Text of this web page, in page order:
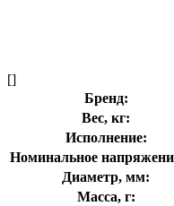
[]
Бренд:
Вес, кг:
Исполнение:
Номинальное
Диаметр, мм:
Масса, г: